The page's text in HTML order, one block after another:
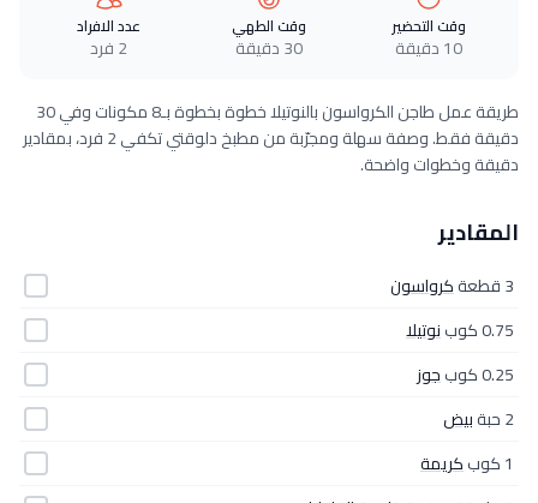
وقت التحضير
10 دقيقة
وقت الطهي
30 دقيقة
عدد الافراد
2 فرد
طريقة عمل طاجن الكرواسون بالنوتيلا خطوة بخطوة بـ8 مكونات وفي 30
دقيقة فقط. وصفة سهلة ومجرّبة من مطبخ دلوقتي تكفي 2 فرد، بمقادير
دقيقة وخطوات واضحة.
المقادير
3 قطعة
كرواسون
0.75 كوب
نوتيلا
0.25 كوب
جوز
2 حبة
بيض
1 كوب
كريمة